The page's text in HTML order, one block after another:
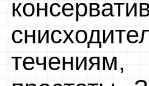
течениям,